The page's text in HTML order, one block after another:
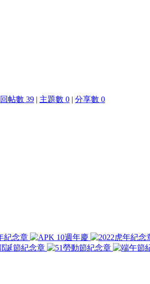
回帖數 39 | 主題數 0 | 分享數 0